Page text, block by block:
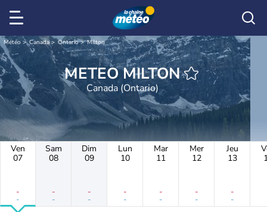
Météo Canada Ontario Milton
METEO MILTON
Canada (Ontario)
Ven
07
-
-
Sam
08
-
-
Dim
09
-
-
Lun
10
-
-
Mar
11
-
-
Mer
12
-
-
Jeu
13
-
-